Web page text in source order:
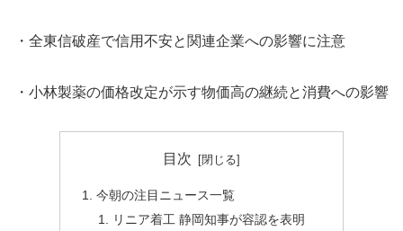
・全東信破産で信用不安と関連企業への影響に注意
・小林製薬の価格改定が示す物価高の継続と消費への影響
目次
今朝の注目ニュース一覧
リニア着工 静岡知事が容認を表明